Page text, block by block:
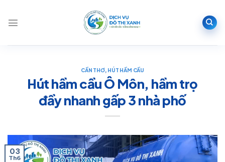
nội
CẦN THƠ, HÚT HẦM CẦU
Hút hầm cầu Ô Môn, hầm trọ
đầy nhanh gấp 3 nhà phố
03
Th6